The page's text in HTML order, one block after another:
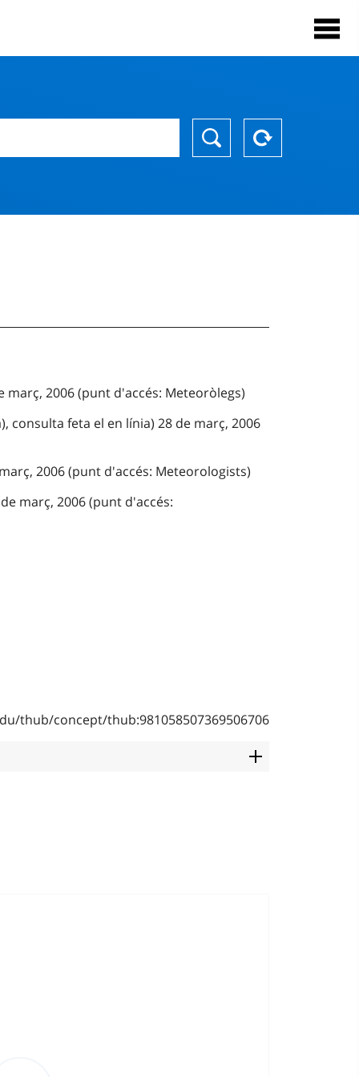
març, 2006 (punt d'accés: Meteoròlegs)
consulta feta el en línia) 28 de març, 2006
2006 (punt d'accés: Meteorologists)
març, 2006 (punt d'accés:
thub/concept/thub:981058507369506706